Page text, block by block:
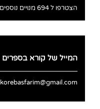
אלקטרוני
הצטרפו ל 694 מנויים נוספים
המייל של קורא בספרים
korebasfarim@gmail.com